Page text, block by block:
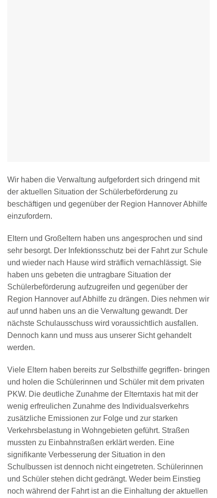
Wir haben die Verwaltung aufgefordert sich dringend mit
der aktuellen Situation der Schülerbeförderung zu
beschäftigen und gegenüber der Region Hannover Abhilfe
einzufordern.
Eltern und Großeltern haben uns angesprochen und sind
sehr besorgt. Der Infektionsschutz bei der Fahrt zur Schule
und wieder nach Hause wird sträflich vernachlässigt. Sie
haben uns gebeten die untragbare Situation der
Schülerbeförderung aufzugreifen und gegenüber der
Region Hannover auf Abhilfe zu drängen. Dies nehmen wir
auf unnd haben uns an die Verwaltung gewandt. Der
nächste Schulausschuss wird voraussichtlich ausfallen.
Dennoch kann und muss aus unserer Sicht gehandelt
werden.
Viele Eltern haben bereits zur Selbsthilfe gegriffen- bringen
und holen die Schülerinnen und Schüler mit dem privaten
PKW. Die deutliche Zunahme der Elterntaxis hat mit der
wenig erfreulichen Zunahme des Individualsverkehrs
zusätzliche Emissionen zur Folge und zur starken
Verkehrsbelastung in Wohngebieten geführt. Straßen
mussten zu Einbahnstraßen erklärt werden. Eine
signifikante Verbesserung der Situation in den
Schulbussen ist dennoch nicht eingetreten. Schülerinnen
und Schüler stehen dicht gedrängt. Weder beim Einstieg
noch während der Fahrt ist an die Einhaltung der aktuellen